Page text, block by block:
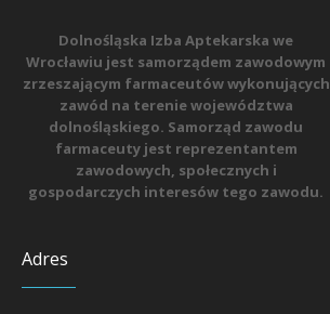
Dolnośląska Izba Aptekarska we
Wrocławiu jest samorządem zawodowym
zrzeszającym farmaceutów wykonujących
zawód na terenie województwa
dolnośląskiego. Samorząd zawodu
farmaceuty jest reprezentantem
zawodowych, społecznych i
gospodarczych interesów tego zawodu.
Adres